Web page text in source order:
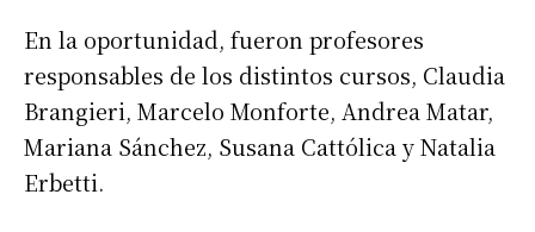
En la oportunidad, fueron profesores
responsables de los distintos cursos, Claudia
Brangieri, Marcelo Monforte, Andrea Matar,
Mariana Sánchez, Susana Cattólica y Natalia
Erbetti.